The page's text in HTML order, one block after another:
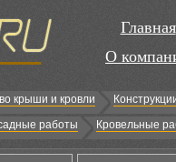
Главная
О
крыши и кровли
работы Кровельные